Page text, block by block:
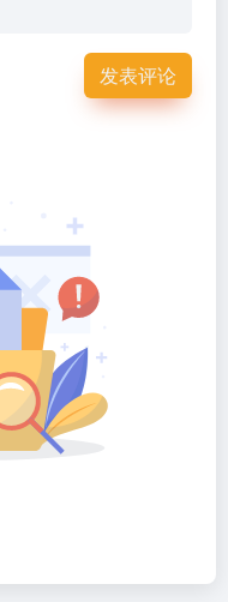
发表评论